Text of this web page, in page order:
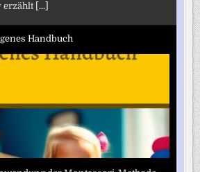
erzählt [...]
Handbuch